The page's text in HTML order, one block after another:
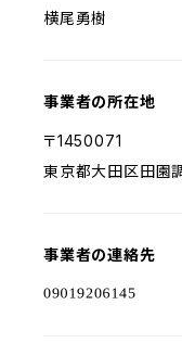
横尾勇樹
事業者の所在地
〒1450071
東京都大田区田園
事業者の連絡先